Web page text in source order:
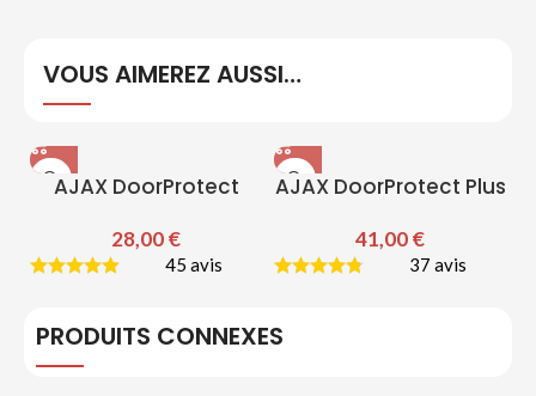
VOUS AIMEREZ AUSSI…
AJAX DoorProtect
28,00€
45 avis
AJAX DoorProtect Plus
41,00€
37 avis
PRODUITS CONNEXES